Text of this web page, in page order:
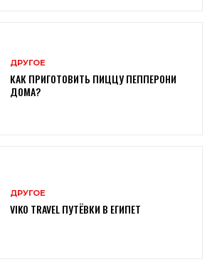
ДРУГОЕ
КАК ПРИГОТОВИТЬ ПИЦЦУ ПЕППЕРОНИ
ДОМА?
ДРУГОЕ
VIKO TRAVEL ПУТЁВКИ В ЕГИПЕТ